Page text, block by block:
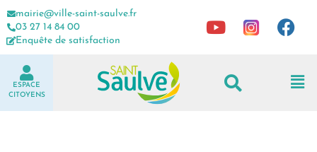
mairie@ville-saint-saulve.fr
03 27 14 84 00
Enquête de satisfaction
ESPACE
CITOYENS